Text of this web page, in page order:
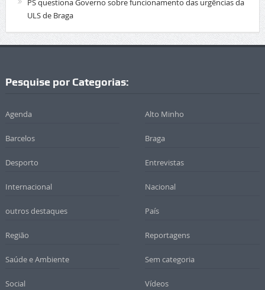
PS questiona Governo sobre funcionamento das urgências da
ULS de Braga
Pesquise por Categorias:
Agenda Alto Minho
Barcelos Braga
Desporto Entrevistas
Internacional Nacional
outros destaques País
Região Reportagens
Saúde e Ambiente Sem categoria
Social Vídeos